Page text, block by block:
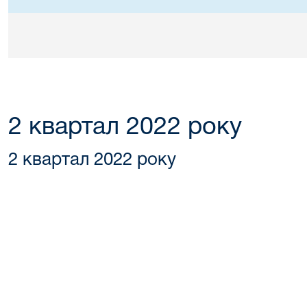
2 квартал 2022 року
2 квартал 2022 року